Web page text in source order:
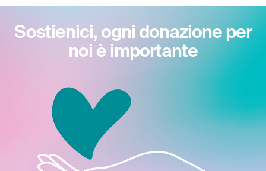
Sostienici, ogni donazione per
noi è importante